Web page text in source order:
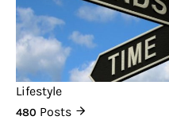
Lifestyle
480 Posts